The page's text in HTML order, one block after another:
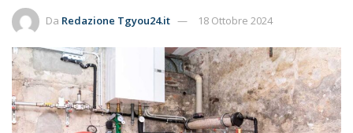
Da Redazione Tgyou24.it 18 Ottobre 2024